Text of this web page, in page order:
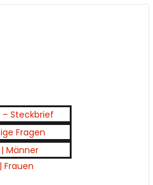
– Steckbrief
Fragen
Männer
Frauen